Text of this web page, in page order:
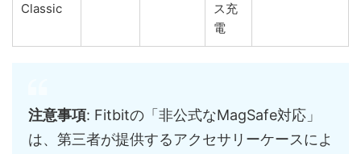
Classic
ス充
電
注意事項: Fitbitの「非公式なMagSafe対応」
は、第三者が提供するアクセサリーケースによ